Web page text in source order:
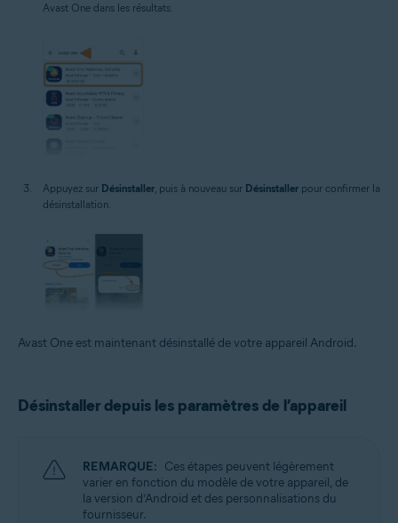
Avast One dans les résultats.
Appuyez sur Désinstaller , puis à nouveau sur Désinstaller pour confirmer la
désinstallation.
Avast One est maintenant désinstallé de votre appareil Android.
Désinstaller depuis les paramètres de l’appareil
REMARQUE: Ces étapes peuvent légèrement
varier en fonction du modèle de votre appareil, de
la version d’Android et des personnalisations du
fournisseur.